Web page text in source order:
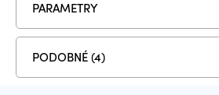
PARAMETRY
PODOBNÉ (4)